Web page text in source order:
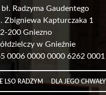
Radzyma Gaudentego
Zbigniewa Kapturczaka 1
200 Gniezno
w Gnieźnie
0006 0000 0000 6262 0001
LSO RADZYM DLA JEGO CHWAŁY